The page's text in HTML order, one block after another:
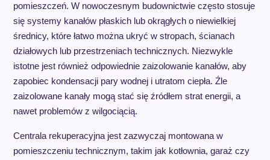
pomieszczeń. W nowoczesnym budownictwie często stosuje
się systemy kanałów płaskich lub okrągłych o niewielkiej
średnicy, które łatwo można ukryć w stropach, ścianach
działowych lub przestrzeniach technicznych. Niezwykle
istotne jest również odpowiednie zaizolowanie kanałów, aby
zapobiec kondensacji pary wodnej i utratom ciepła. Źle
zaizolowane kanały mogą stać się źródłem strat energii, a
nawet problemów z wilgociącią.
Centrala rekuperacyjna jest zazwyczaj montowana w
pomieszczeniu technicznym, takim jak kotłownia, garaż czy